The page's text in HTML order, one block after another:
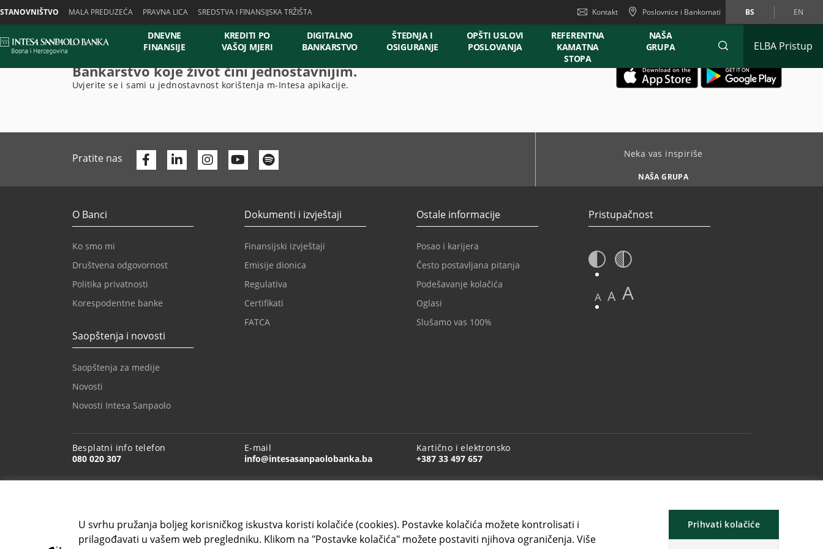
U svrhu pružanja boljeg korisničkog iskustva koristi kolačiće (cookies). Postavke kolačića možete kontrolisati i
prilagođavati u vašem web pregledniku. Klikom na "Postavke kolačića" možete postaviti njihova ograničenja. Više
Prihvati kolačiće
STANOVNIŠTVO MALA PREDUZEĆA PRAVNA LICA SREDSTVA I FINANSIJSKA TRŽIŠTA Kontakt Poslovnice i Bankomati BS EN
DNEVNE
FINANSIJE
KREDITI PO
VAŠOJ MJERI
DIGITALNO
BANKARSTVO
ŠTEDNJA I
OSIGURANJE
OPŠTI USLOVI
POSLOVANJA
REFERENTNA
KAMATNA
STOPA
NAŠA
GRUPA
ELBA Pristup
Bankarstvo koje život čini jednostavnijim.
Uvjerite se i sami u jednostavnost korištenja m-Intesa apikacije.
Pratite nas Facebook
Linkedin Youtube Neka vas inspiriše
NAŠA GRUPA
O Banci
Ko smo mi
Društvena odgovornost
Politika privatnosti
Korespodentne banke
Saopštenja i novosti
Saopštenja za medije
Novosti
Novosti Intesa Sanpaolo
Dokumenti i izvještaji
Finansijski izvještaji
Emisije dionica
Regulativa
Certifikati
FATCA
Ostale informacije
Posao i karijera
Često postavljana pitanja
Podešavanje kolačića
Oglasi
Slušamo vas 100%
Pristupačnost
A A A
Besplatni info telefon
080 020 307
E-mail
info@intesasanpaolobanka.ba
Kartično i elektronsko
+387 33 497 657